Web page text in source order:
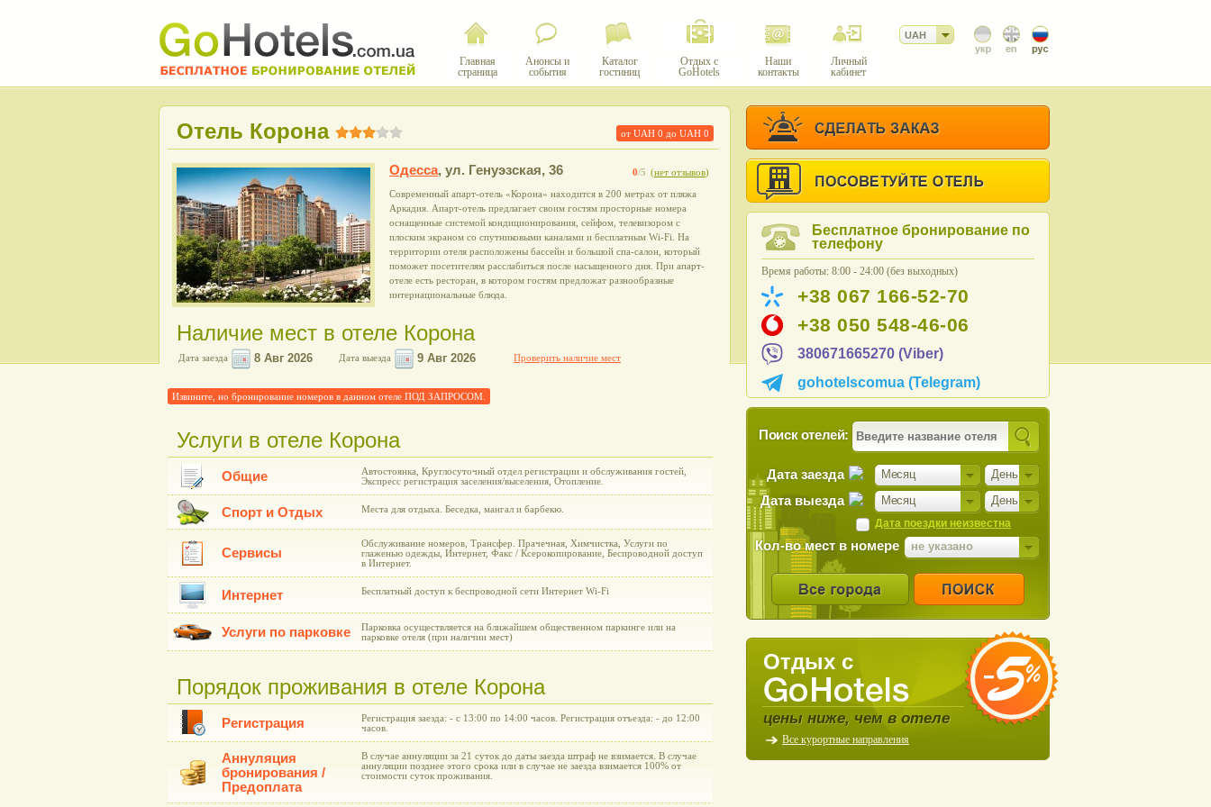
Главная
страница
Анонсы и
события
Каталог
гостиниц
Отдых с
GoHotels
Наши
контакты
Личный
кабинет
UAH
от UAH0 до UAH0
Отель Корона
0/5 (нет отзывов)
Одесса, ул. Генуэзская, 36
Современный апарт-отель «Корона» находится в 200 метрах от пляжа
Аркадия. Апарт-отель предлагает своим гостям просторные номера
оснащенные системой кондиционирования, сейфом, телевизором с
плоским экраном со спутниковыми каналами и бесплатным Wi-Fi. На
территории отеля расположены бассейн и большой спа-салон, который
поможет посетителям расслабиться после насыщенного дня. При апарт-
отеле есть ресторан, в котором гостям предложат разнообразные
интернациональные блюда.
Наличие мест в отеле Корона
Дата заезда Дата выезда Проверить наличие мест
Извините, но бронирование номеров в данном отеле ПОД ЗАПРОСОМ.
Услуги в отеле Корона
Общие
Автостоянка, Круглосуточный отдел регистрации и обслуживания гостей,
Экспресс регистрация заселения/выселения, Отопление.
Спорт и Отдых Места для отдыха. Беседка, мангал и барбекю.
Сервисы
Обслуживание номеров, Трансфер. Прачечная, Химчистка, Услуги по
глаженью одежды, Интернет, Факс / Ксерокопирование, Беспроводной доступ
в Интернет.
Интернет Бесплатный доступ к беспроводной сети Интернет Wi-Fi
Услуги по парковке
Парковка осуществляется на ближайшем общественном паркинге или на
парковке отеля (при наличии мест)
Порядок проживания в отеле Корона
Регистрация
Регистрация заезда: - с 13:00 по 14:00 часов. Регистрация отъезда: - до 12:00
часов.
Аннуляция
бронирования /
Предоплата
В случае аннуляции за 21 суток до даты заезда штраф не взимается. В случае
аннуляции позднее этого срока или в случае не заезда взимается 100% от
стоимости суток проживания.
Бесплатное бронирование по
телефону
Время работы: 8:00 - 24:00 (без выходных)
+38 067 166-52-70
+38 050 548-46-06
380671665270 (Viber)
gohotelscomua (Telegram)
Поиск отелей:
Месяц День
Дата заезда
Месяц День
Дата выезда
Дата поездки неизвестна
Кол-во мест в номере не указано
Отдых с
цены ниже, чем в отеле
Все курортные направления